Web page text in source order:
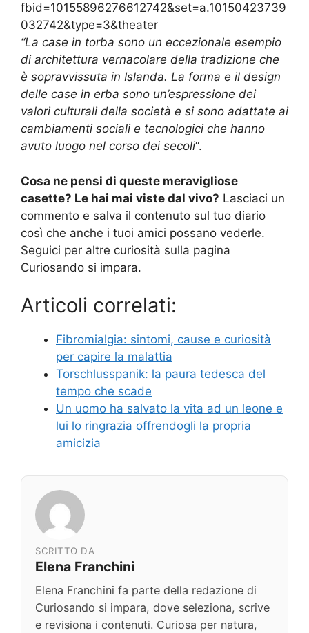
fbid=10155896276612742&set=a.10150423739
032742&type=3&theater
“La case in torba sono un eccezionale esempio
di architettura vernacolare della tradizione che
è sopravvissuta in Islanda. La forma e il design
delle case in erba sono un’espressione dei
valori culturali della società e si sono adattate ai
cambiamenti sociali e tecnologici che hanno
avuto luogo nel corso dei secoli“.
Cosa ne pensi di queste meravigliose
casette? Le hai mai viste dal vivo? Lasciaci un
commento e salva il contenuto sul tuo diario
così che anche i tuoi amici possano vederle.
Seguici per altre curiosità sulla pagina
Curiosando si impara.
Articoli correlati:
Fibromialgia: sintomi, cause e curiosità
per capire la malattia
Torschlusspanik: la paura tedesca del
tempo che scade
Un uomo ha salvato la vita ad un leone e
lui lo ringrazia offrendogli la propria
amicizia
SCRITTO DA
Elena Franchini
Elena Franchini fa parte della redazione di
Curiosando si impara, dove seleziona, scrive
e revisiona i contenuti. Curiosa per natura,